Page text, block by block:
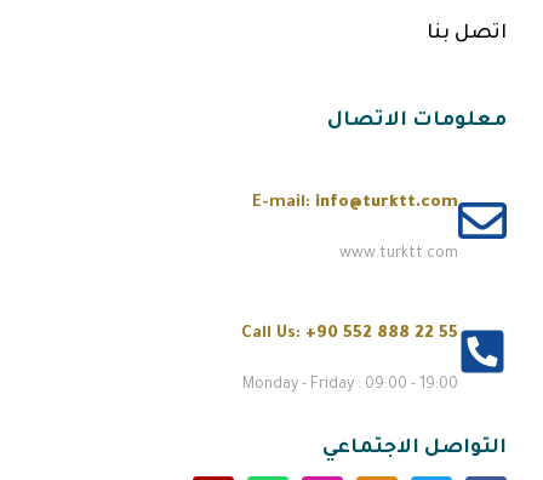
اتصل بنا
معلومات الاتصال
E-mail: info@turktt.com
www.turktt.com
Call Us: +90 552 888 22 55
Monday - Friday : 09:00 - 19:00
التواصل الاجتماعي